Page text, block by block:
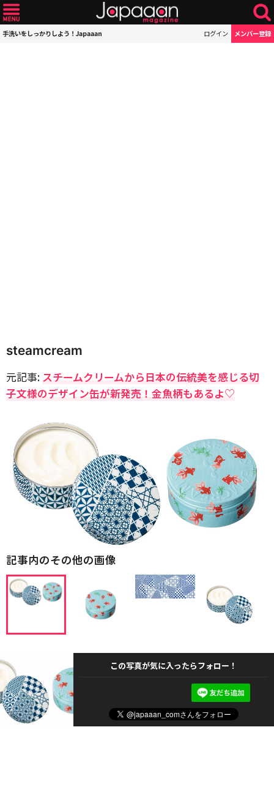
手洗いをしっかりしよう！Japaaan ログイン メンバー登録
steamcream
元記事: スチームクリームから日本の伝統美を感じる切
子文様のデザイン缶が新発売！金魚柄もあるよ♡
記事内のその他の画像
この写真が気に入ったらフォロー！